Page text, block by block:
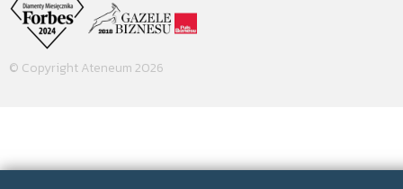
© Copyright Ateneum 2026